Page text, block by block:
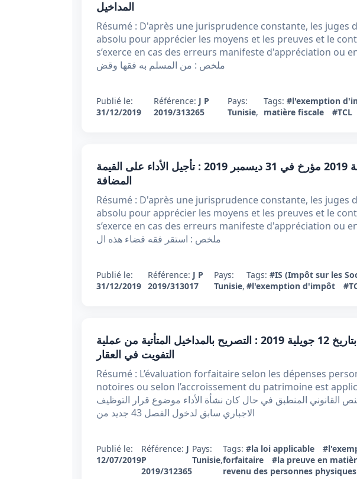
المداخيل
Résumé : D'après une jurisprudence constante, les
absolu pour apprécier les moyens et les preuves et le
s’exerce en cas des erreurs manifeste d'appréciation ou
ملخص : من المسلم به فقها وقض
Publié le:
31/12/2019
Référence: J P
2019/313265
Pays:
Tunisie,
Tags: #l'exemption
matière fiscale
#TCL
قرارتعقيبي عدد 313017 لسنة 2019 مؤرخ في 31 ديسمبر 2019 : تأجيل الأداء على القيمة
المضافة
Résumé : D'après une jurisprudence constante, les
absolu pour apprécier les moyens et les preuves et le
s’exerce en cas des erreurs manifeste d'appréciation ou
ملخص : استقر فقه قضاء هذه ال
Publié le:
31/12/2019
Référence: J P
2019/313017
Pays:
Tunisie,
Tags:#IS (Impôt sur les
#l'exemption d'impôt
قرار تعقيبي عدد 312365 بتاريخ 12 جويلية 2019 : التصريح بالمداخيل المتأتية من عملية
التفويت في العقار
Résumé : L’évaluation forfaitaire selon les dépenses
notoires ou selon l’accroissement du patrimoine est
43 قديم هو النص القانوني المنطبق في حال كان نشأة الأداء موضوع قرار التوظيف
الاجباري سابق لدخول الفصل 43 جديد من
Publié le:
12/07/2019
Référence: J
P
2019/312365
Pays:
Tunisie,
Tags: #la loi applicable
forfaitaire
#la preuve en
revenu des personnes physiques